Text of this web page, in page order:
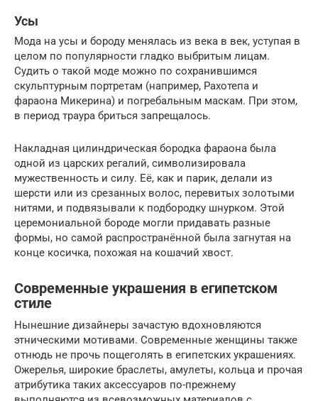
Усы
Мода на усы и бороду менялась из века в век, уступая в
целом по популярности гладко выбритым лицам.
Судить о такой моде можно по сохранившимся
скульптурным портретам (например, Рахотепа и
фараона Микерина) и погребальным маскам. При этом,
в период траура бриться запрещалось.
Накладная цилиндрическая бородка фараона была
одной из царских регалий, символизировала
мужественность и силу. Её, как и парик, делали из
шерсти или из срезанных волос, перевитых золотыми
нитями, и подвязывали к подбородку шнурком. Этой
церемониальной бороде могли придавать разные
формы, но самой распространённой была загнутая на
конце косичка, похожая на кошачий хвост.
Современные украшения в египетском
стиле
Нынешние дизайнеры зачастую вдохновляются
этническими мотивами. Современные женщины также
отнюдь не прочь пощеголять в египетских украшениях.
Ожерелья, широкие браслеты, амулеты, кольца и прочая
атрибутика таких аксессуаров по-прежнему